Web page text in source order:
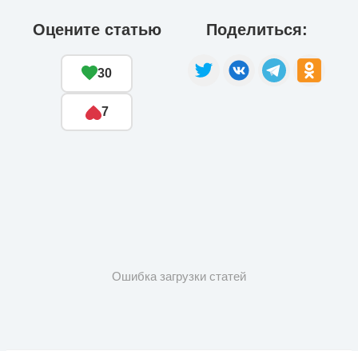
Оцените статью
30
7
Поделиться:
Ошибка загрузки статей